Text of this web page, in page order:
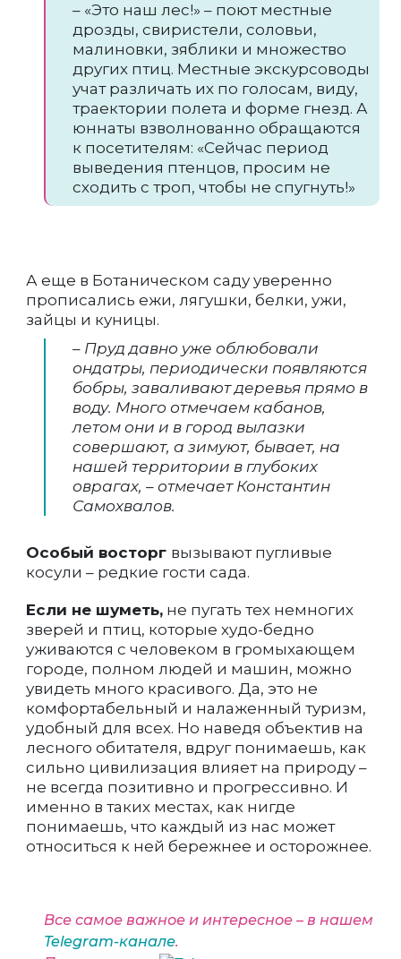
– «Это наш лес!» – поют местные
дрозды, свиристели, соловьи,
малиновки, зяблики и множество
других птиц. Местные экскурсоводы
учат различать их по голосам, виду,
траектории полета и форме гнезд. А
юннаты взволнованно обращаются
к посетителям: «Сейчас период
выведения птенцов, просим не
сходить с троп, чтобы не спугнуть!»
А еще в Ботаническом саду уверенно
прописались ежи, лягушки, белки, ужи,
зайцы и куницы.
– Пруд давно уже облюбовали
ондатры, периодически появляются
бобры, заваливают деревья прямо в
воду. Много отмечаем кабанов,
летом они и в город вылазки
совершают, а зимуют, бывает, на
нашей территории в глубоких
оврагах, – отмечает Константин
Самохвалов.
Особый восторг вызывают пугливые
косули – редкие гости сада.
Если не шуметь, не пугать тех немногих
зверей и птиц, которые худо-бедно
уживаются с человеком в громыхающем
городе, полном людей и машин, можно
увидеть много красивого. Да, это не
комфортабельный и налаженный туризм,
удобный для всех. Но наведя объектив на
лесного обитателя, вдруг понимаешь, как
сильно цивилизация влияет на природу –
не всегда позитивно и прогрессивно. И
именно в таких местах, как нигде
понимаешь, что каждый из нас может
относиться к ней бережнее и осторожнее.
Все самое важное и интересное – в нашем
Telegram-канале.